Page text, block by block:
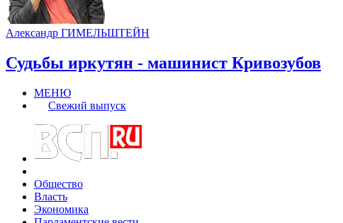
Александр ГИМЕЛЬШТЕЙН
Судьбы иркутян - машинист Кривозубов
МЕНЮ
Свежий выпуск
Общество
Власть
Экономика